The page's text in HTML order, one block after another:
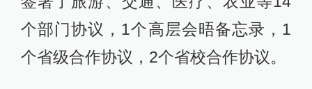
个部门协议，1个高层会晤备忘录，1
个省级合作协议，2个省校合作协议。